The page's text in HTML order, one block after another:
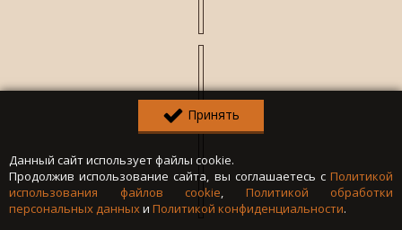
Принять
Данный сайт использует файлы cookie.
Продолжив использование сайта, вы соглашаетесь с Политикой
использования файлов cookie, Политикой обработки
персональных данныхи Политикой конфиденциальности.